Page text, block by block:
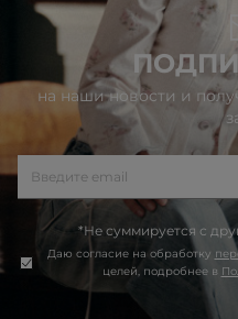
на наши новости и
*Не суммируется с
Даю согласие на обработку
целей, подробнее в